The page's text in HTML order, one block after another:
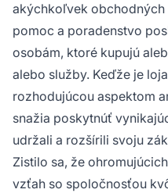
akýchkoľvek obchodných
pomoc a poradenstvo
osobám, ktoré kupujú
alebo služby. Keďže je
rozhodujúcou aspektom
snažia poskytnúť
udržali a rozšírili svoju
Zistilo sa, že
vzťah so spoločnosťou